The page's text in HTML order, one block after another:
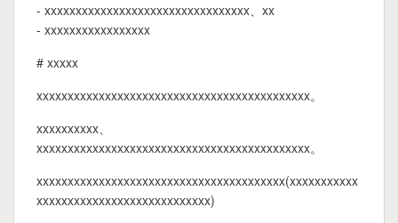
- xxxxxxxxxxxxxxxxxxxxxxxxxxxxxxxxx、xx
- xxxxxxxxxxxxxxxxx
# xxxxx
xxxxxxxxxxxxxxxxxxxxxxxxxxxxxxxxxxxxxxxxxxxx。
xxxxxxxxxx、
xxxxxxxxxxxxxxxxxxxxxxxxxxxxxxxxxxxxxxxxxxxx。
xxxxxxxxxxxxxxxxxxxxxxxxxxxxxxxxxxxxxxxx(xxxxxxxxxxx
xxxxxxxxxxxxxxxxxxxxxxxxxxxx)